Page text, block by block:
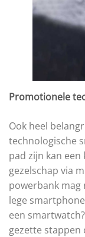
Promotionele
Ook heel
technologische
pad zijn kan
gezelschap via
powerbank
lege
een
gezette stappen